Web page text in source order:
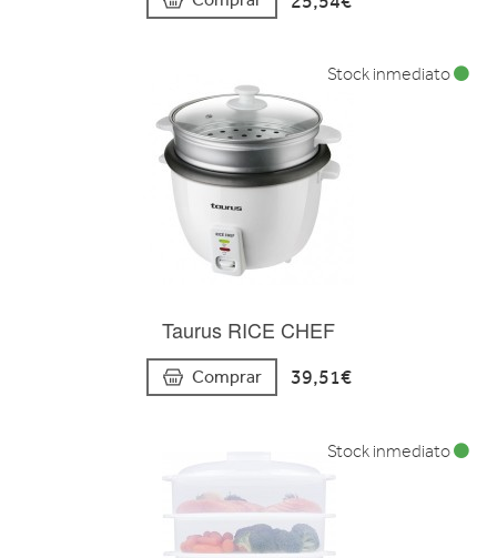
Taurus RICE CHEF
Comprar 39,51€
Stock inmediato
Stock inmediato